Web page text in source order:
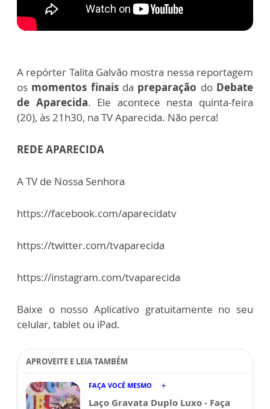
A repórter Talita Galvão mostra nessa reportagem
os momentos finaisda preparação do Debate
de Aparecida. Ele acontece nesta quinta-feira
(20), às 21h30, na TV Aparecida. Não perca!
REDE APARECIDA
A TV de Nossa Senhora
https://facebook.com/aparecidatv
https://twitter.com/tvaparecida
https://instagram.com/tvaparecida
Baixe o nosso Aplicativo gratuitamente no seu
celular, tablet ou iPad.
APROVEITE E LEIA TAMBÉM
FAÇA VOCÊ MESMO
Laço Gravata Duplo Luxo - Faça